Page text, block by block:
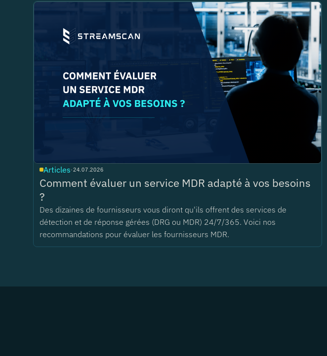
Articles·24.07.2026
Comment évaluer un service MDR adapté à vos besoins
?
Des dizaines de fournisseurs vous diront qu'ils offrent des services de
détection et de réponse gérées (DRG ou MDR) 24/7/365. Voici nos
recommandations pour évaluer les fournisseurs MDR.